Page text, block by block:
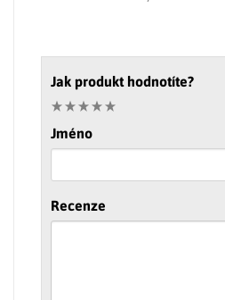
Jak produkt hodnotíte?
Jméno
Recenze